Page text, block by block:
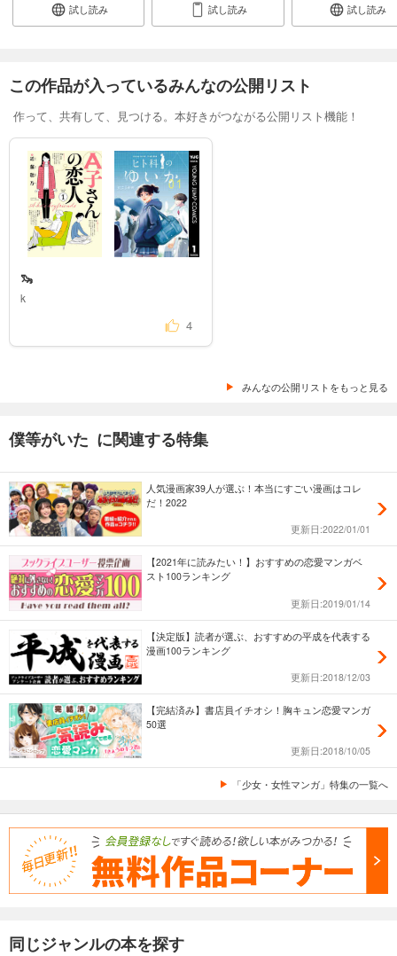
試し読み 試し読み 試し読み
この作品が入っているみんなの公開リスト
作って、共有して、見つける。本好きがつながる公開リスト機能！
🦦
k
4
みんなの公開リストをもっと見る
僕等がいた に関連する特集
人気漫画家39人が選ぶ！本当にすごい漫画はコレ
だ！2022
更新日:2022/01/01
【2021年に読みたい！】おすすめの恋愛マンガベ
スト100ランキング
更新日:2019/01/14
【決定版】読者が選ぶ、おすすめの平成を代表する
漫画100ランキング
更新日:2018/12/03
【完結済み】書店員イチオシ！胸キュン恋愛マンガ
50選
更新日:2018/10/05
「少女・女性マンガ」特集の一覧へ
同じジャンルの本を探す